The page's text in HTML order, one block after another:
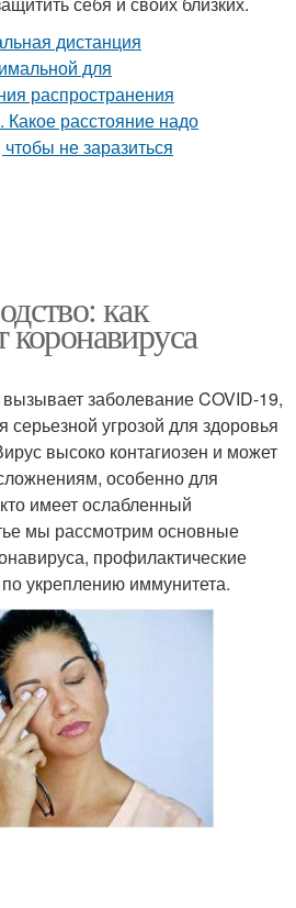
как
коронавируса
заболевание COVID-19,
серьезной угрозой для здоровья
высоко контагиозен и может
особенно для
имеет ослабленный
мы рассмотрим основные
профилактические
укреплению иммунитета.